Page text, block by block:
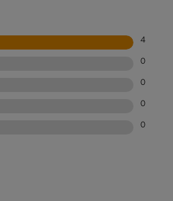
4
0
0
0
0